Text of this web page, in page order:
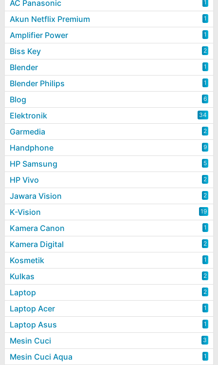
AC Panasonic 1
Akun Netflix Premium 1
Amplifier Power 1
Biss Key 2
Blender 1
Blender Philips 1
Blog 6
Elektronik 34
Garmedia 2
Handphone 9
HP Samsung 5
HP Vivo 2
Jawara Vision 2
K-Vision 19
Kamera Canon 1
Kamera Digital 2
Kosmetik 1
Kulkas 2
Laptop 2
Laptop Acer 1
Laptop Asus 1
Mesin Cuci 3
Mesin Cuci Aqua 1